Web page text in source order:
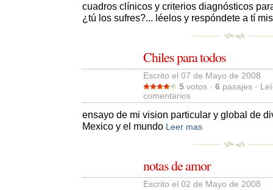
cuadros clínicos y criterios diagnósticos
¿tú los sufres?... léelos y respóndete a tí
Chiles para todos
Escrito el 07 de Mayo de 2008
5 votos · 6 pasajes ·
comentarios
ensayo de mi vision particular y global de
Mexico y el mundo Leer mas
notas de amor
Escrito el 02 de Mayo de 2008